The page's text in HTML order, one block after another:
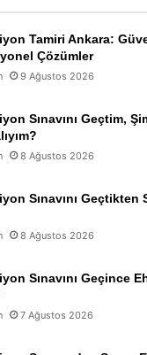
Tamiri Ankara:
Çözümler
9 Ağustos 2026
Sınavını Geçtim,
8 Ağustos 2026
Sınavını Geçtikten
8 Ağustos 2026
Sınavını Geçince
7 Ağustos 2026